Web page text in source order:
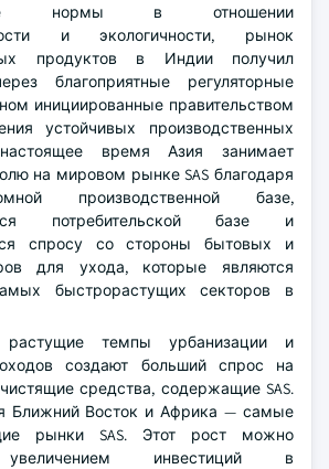
нормы в отношении
и экологичности, рынок
продуктов в Индии получил
благоприятные регуляторные
инициированные правительством
устойчивых производственных
время Азия занимает
на мировом рынке SAS благодаря
производственной базе,
потребительской базе и
спросу со стороны бытовых и
для ухода, которые являются
быстрорастущих секторов в
темпы урбанизации и
создают больший спрос на
средства, содержащие SAS.
Ближний Восток и Африка — самые
рынки SAS. Этот рост можно
увеличением инвестиций в